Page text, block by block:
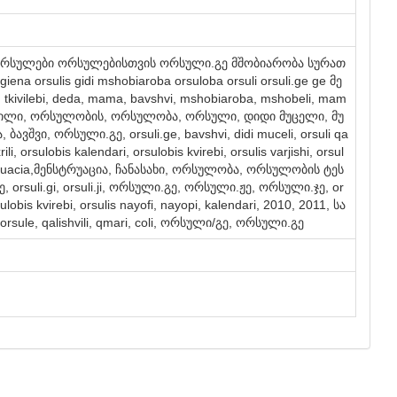
ორსულებისთვის ორსული.გე მშობიარობა სურათ
orsulis gidi mshobiaroba orsuloba orsuli orsuli.ge ge მე
deda, mama, bavshvi, mshobiaroba, mshobeli, mam
ორსულობის, ორსულობა, ორსული, დიდი მუცელი, მუ
ორსული.გე, orsuli.ge, bavshvi, didi muceli, orsuli qa
orsulobis kalendari, orsulobis kvirebi, orsulis varjishi, orsul
ჩანასახი, ორსულობა, ორსულობის ტეს
orsuli.gi, orsuli.ji, ორსული.გე, ორსული.ჟე, ორსული.ჯე, or
kvirebi, orsulis nayofi, nayopi, kalendari, 2010, 2011, სა
qalishvili, qmari, coli, ორსული/გე, ორსული.გე